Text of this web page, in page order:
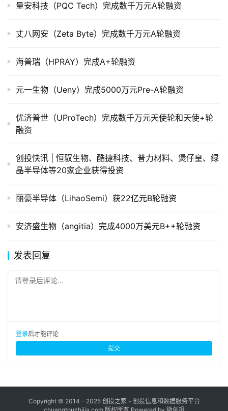
创
数
业
院
量安科技（PQC Tech）完成数千万元A轮融资
丈八网安（Zeta Byte）完成数千万元A轮融资
海普瑞（HPRAY）完成A+轮融资
元一生物（Ueny）完成5000万元Pre-A轮融资
优济普世（UProTech）完成数千万元天使轮和天使+轮
融资
创投快讯 | 恒驭生物、​酷捷科技、普力材料、煲仔皇、绿
晶半导体等20家企业获得投资
丽豪半导体（LihaoSemi）获22亿元B轮融资
安济盛生物（angitia）完成4000万美元B++轮融资
发表回复
请登录后评论...
登录后才能评论
提交
Copyright © 2014 - 2025 创投之家 - 创投信息和数据服务平台